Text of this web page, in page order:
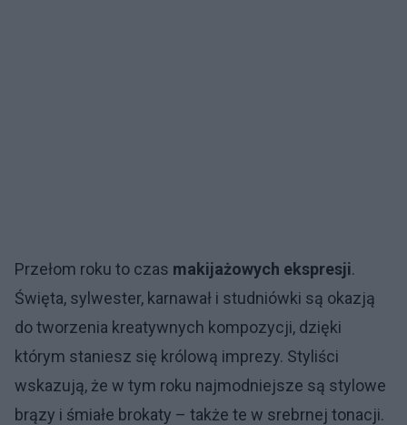
Przełom roku to czas makijażowych ekspresji.
Święta, sylwester, karnawał i studniówki są okazją
do tworzenia kreatywnych kompozycji, dzięki
którym staniesz się królową imprezy. Styliści
wskazują, że w tym roku najmodniejsze są stylowe
brązy i śmiałe brokaty – także te w srebrnej tonacji.